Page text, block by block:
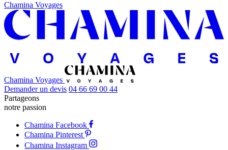
Chamina Voyages
Chamina Voyages
Demander un devis 04 66 69 00 44
Partageons
notre passion
Chamina Facebook
Chamina Pinterest
Chamina Instagram